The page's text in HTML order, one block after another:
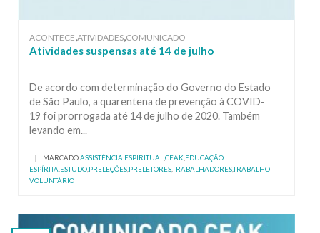
ACONTECE,ATIVIDADES,COMUNICADO
Atividades suspensas até 14 de julho
De acordo com determinação do Governo do Estado
de São Paulo, a quarentena de prevenção à COVID-
19 foi prorrogada até 14 de julho de 2020. Também
levando em...
| MARCADOASSISTÊNCIA ESPIRITUAL,CEAK,EDUCAÇÃO
ESPÍRITA,ESTUDO,PRELEÇÕES,PRELETORES,TRABALHADORES,TRABALHO
VOLUNTÁRIO